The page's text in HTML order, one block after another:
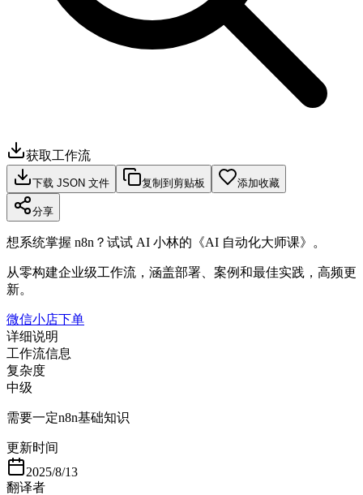
获取工作流
下载 JSON 文件 复制到剪贴板 添加收藏
分享
想系统掌握 n8n？试试 AI 小林的《AI 自动化大师课》。
从零构建企业级工作流，涵盖部署、案例和最佳实践，高频更
新。
微信小店下单
详细说明
工作流信息
复杂度
中级
需要一定n8n基础知识
更新时间
2025/8/13
翻译者